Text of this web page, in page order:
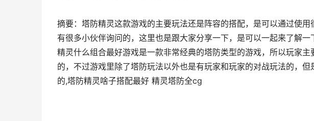
摘要：塔防精灵这款游戏的主要玩法还是阵容的搭配，是可以通过使
有很多小伙伴询问的，这里也是跟大家分享一下，是可以一起来了解
精灵什么组合最好游戏是一款非常经典的塔防类型的游戏，所以玩家
的，不过游戏里除了塔防玩法以外也是有玩家和玩家的对战玩法的，
的,塔防精灵啥子搭配最好 精灵塔防全cg